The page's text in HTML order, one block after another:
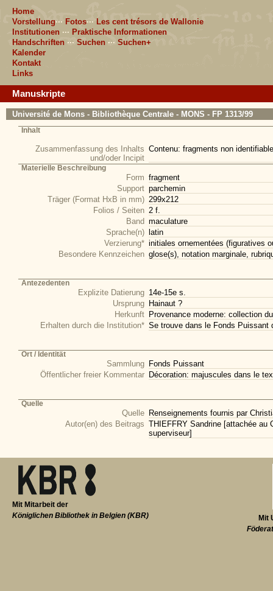
Home
Vorstellung··· Fotos··· Les cent trésors de Wallonie
Institutionen ··· Praktische Informationen
Handschriften ··· Suchen ··· Suchen+
Kalender
Kontakt
Links
Manuskripte
Université de Mons - Bibliothèque Centrale - MONS - FP 1313/99
Inhalt
Zusammenfassung des Inhalts
und/oder Incipit
Contenu: fragments non
Materielle Beschreibung
Form fragment
Support parchemin
Träger (Format HxB in mm) 299x212
Folios / Seiten 2 f.
Band maculature
Sprache(n)
latin
Verzierung* initiales ornementées (figuratives
Besondere Kennzeichen glose(s), notation marginale,
Antezedenten
Explizite Datierung 14e-15e s.
Ursprung Hainaut ?
Herkunft Provenance moderne: collection
Erhalten durch die Institution* Se trouve dans le Fonds Puissant
Ort / Identität
Sammlung Fonds Puissant
Öffentlicher freier Kommentar Décoration: majuscules dans le
Quelle
Quelle Renseignements fournis par
Autor(en) des Beitrags THIEFFRY Sandrine [attachée au
superviseur]
Mit
Mit Mitarbeit der
Königlichen Bibliothek in Belgien (KBR)